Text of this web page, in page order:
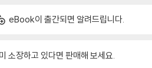
eBook이 출간되면 알려드립니다.
소장하고 있다면 판매해 보세요.